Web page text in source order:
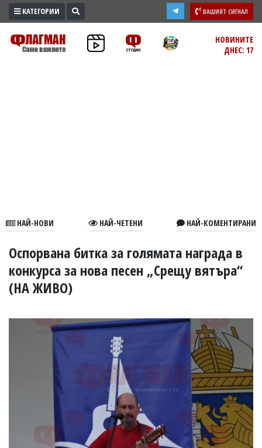
ПРОМО
ЗОНА
В
УКРАЙНА
СПОРТ
БИЗНЕС
v.vasilev@flagman.bg
k.kassabova@flagman.bg
КАТЕГОРИИ ВАШИЯТ СИГНАЛ
НОВИНИТЕ
ДНЕС: 17
НАЙ-НОВИ НАЙ-ЧЕТЕНИ НАЙ-КОМЕНТИРАНИ
Оспорвана битка за голямата награда в
конкурса за нова песен „Срещу вятъра“
(НА ЖИВО)